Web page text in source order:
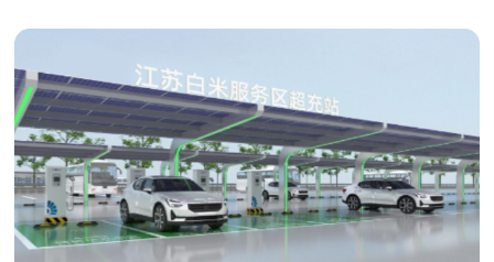
光伏装机功率65kW 配电容量630kVA